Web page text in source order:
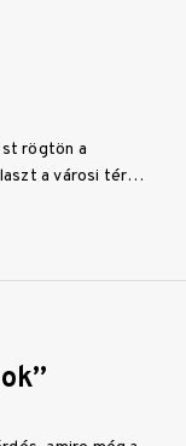
rögtön a
a városi tér…